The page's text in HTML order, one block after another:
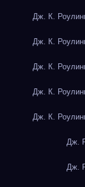
Дж. К.
Дж. К.
Дж. К.
Дж. К.
Дж. К.
Дж.
Дж.